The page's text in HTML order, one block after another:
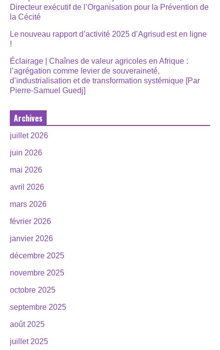
Directeur exécutif de l’Organisation pour la Prévention de
la Cécité
Le nouveau rapport d’activité 2025 d’Agrisud est en ligne
!
Éclairage | Chaînes de valeur agricoles en Afrique :
l’agrégation comme levier de souveraineté,
d’industrialisation et de transformation systémique [Par
Pierre-Samuel Guedj]
Archives
juillet 2026
juin 2026
mai 2026
avril 2026
mars 2026
février 2026
janvier 2026
décembre 2025
novembre 2025
octobre 2025
septembre 2025
août 2025
juillet 2025